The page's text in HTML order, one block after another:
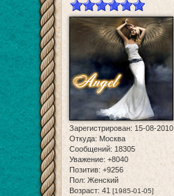
Зарегистрирован: 15-08-2010
Откуда: Москва
Сообщений: 18305
Уважение: +8040
Позитив: +9256
Пол: Женский
Возраст: 41 [1985-01-05]